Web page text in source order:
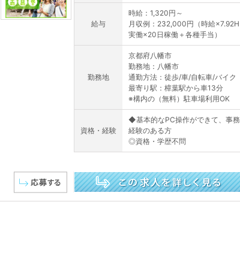
給与
時給：1,320円～
月収例：232,000円（時給×7.92H
実働×20日稼働＋各種手当）
勤務地
京都府八幡市
勤務地：八幡市
通勤方法：徒歩/車/自転車/バイク
最寄り駅：樟葉駅から車13分
※構内の（無料）駐車場利用OK
資格・経験
◆基本的なPC操作ができて、事務
経験のある方
◎資格・学歴不問